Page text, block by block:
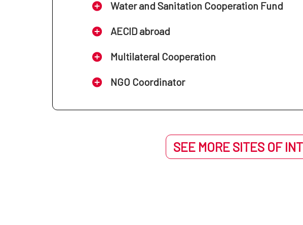
Water and Sanitation Cooperation Fund
AECID abroad
Multilateral Cooperation
NGO Coordinator
SEE MORE SITES OF